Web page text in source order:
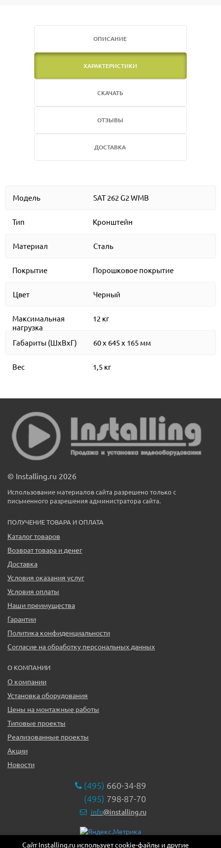
ОПИСАНИЕ
ХАРАКТЕРИСТИКИ
СКАЧАТЬ
ОТЗЫВЫ
ДОСТАВКА
Модель SAT 262 G2 WMB
Тип Кронштейн
Материал Сталь
Покрытие Порошковое покрытие
Цвет Черный
Максимальная
нагрузка
12 кг
Габариты (ШхВхГ) 60 х 645 х 165 мм
Вес 1,5 кг
© Installing.ru 2026
Использование материалов сайта разрешено только с
письменного разрешения администратора сайта.
ПОЛУЧЕНИЕ ТОВАРА И ОПЛАТА
Каталог товаров
Возврат товара и денег
Доставка
Условия оказания услуг
Условия оплаты
Наши преимущества
Гарантии
Политика конфиденциальности
Согласие на обработку персональных данных
О КОМПАНИИ
О компании
Установка оборудования
Цены на монтажные работы
Типовые проекты
Реализованные проекты
Акции
Новости
(495) 660-34-89
(495) 798-87-70
info@installing.ru
119331, г. Москва ул. Марии Ульяновой дом 17а, этаж 2,
Сайт Installing.ru использует cookie-файлы и другие